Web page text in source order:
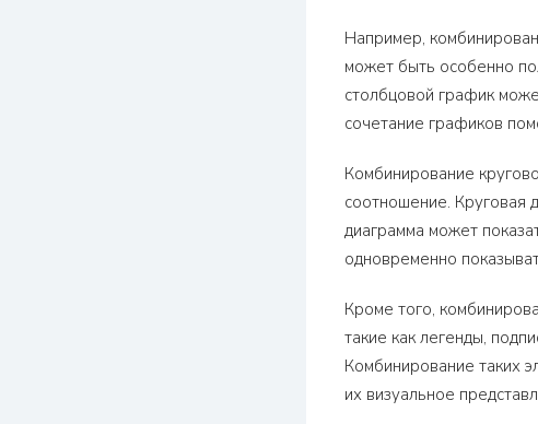
Например,
может быть особенно
столбцовой график
сочетание графиков
Комбинирование
соотношение. Круговая
диаграмма может
одновременно
Кроме того,
такие как легенды,
Комбинирование таких
их визуальное